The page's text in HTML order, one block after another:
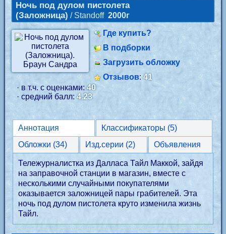
Ночь под дулом пистолета
(Заложница) / Standoff 2000г
Где купить?
В подборки
Загрузить обложку
Отзывов:41
· в т.ч. с оценками:40
· средний балл:4.23
Аннотация
Классификаторы (5)
Обложки (34)
Изд.серии (2) Объявления
Тележурналистка из Далласа Тайл Маккой, зайдя
на заправочной станции в магазин, вместе с
несколькими случайными покупателями
оказывается заложницей пары грабителей. Эта
ночь под дулом пистолета круто изменила жизнь
Тайл.